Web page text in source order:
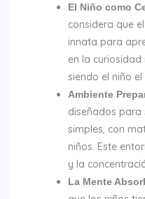
El Niño como
considera que
innata para
en la
siendo el niño
Ambiente
diseñados para
simples, con
niños. Este
y la
La Mente